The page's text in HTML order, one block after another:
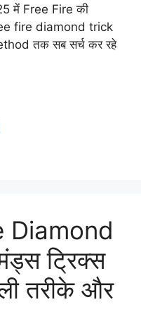
में Free Fire की
fire diamond trick
तक सब सर्च कर रहे
Diamond
ट्रिक्स
तरीके और